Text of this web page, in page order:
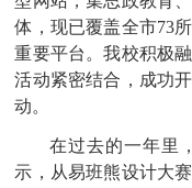
体，现已覆盖全市73
重要平台。我校积极
活动紧密结合，成功
动。
在过去的一年里
示，从易班熊设计大